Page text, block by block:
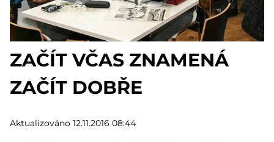
ZAČÍT VČAS ZNAMENÁ
ZAČÍT DOBŘE
Aktualizováno 12.11.2016 08:44